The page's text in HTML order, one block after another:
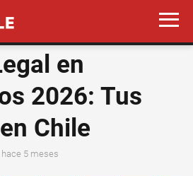
en
2026: Tus
Chile
hace 5 meses